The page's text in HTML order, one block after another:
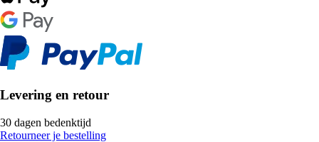
Levering en retour
30 dagen bedenktijd
Retourneer je bestelling